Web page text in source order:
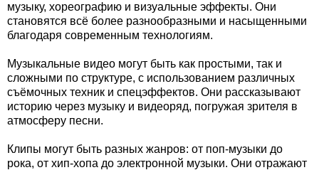
музыку, хореографию и визуальные эффекты. Они
становятся всё более разнообразными и насыщенными
благодаря современным технологиям.
Музыкальные видео могут быть как простыми, так и
сложными по структуре, с использованием различных
съёмочных техник и спецэффектов. Они рассказывают
историю через музыку и видеоряд, погружая зрителя в
атмосферу песни.
Клипы могут быть разных жанров: от поп-музыки до
рока, от хип-хопа до электронной музыки. Они отражают